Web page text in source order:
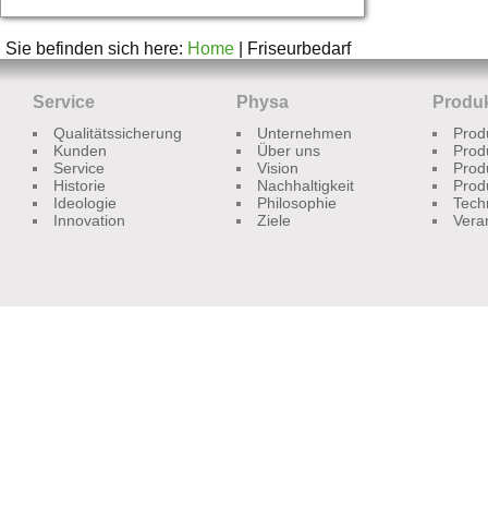
Sie befinden sich here: Home Friseurbedarf
Service
Qualitätssicherung
Kunden
Service
Historie
Ideologie
Innovation
Physa
Unternehmen
Über uns
Vision
Nachhaltigkeit
Philosophie
Ziele